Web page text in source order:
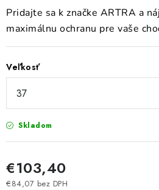
Pridajte sa k značke ARTRA a
maximálnu ochranu pre vaše
Veľkosť
Skladom
€103,40
€84,07 bez DPH